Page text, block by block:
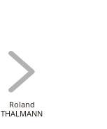
Roland
THALMANN